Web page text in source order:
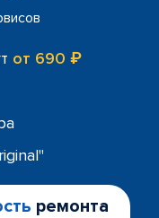
от 690 ₽
ремонта